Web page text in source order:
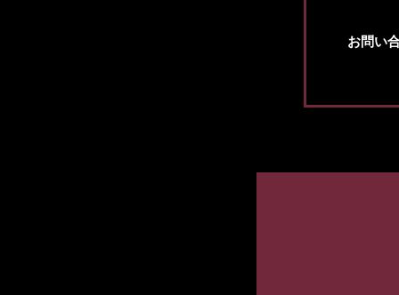
お問い